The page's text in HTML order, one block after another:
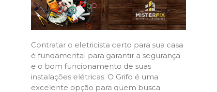
Contratar o eletricista certo para sua casa
é fundamental para garantir a segurança
e o bom funcionamento de suas
instalações elétricas. O Grifo é uma
excelente opção para quem busca